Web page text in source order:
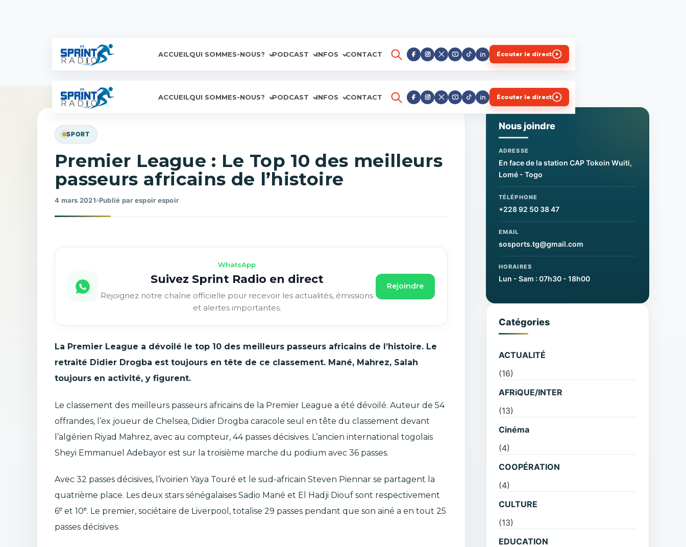
ACCUEILQUI SOMMES-NOUS? PODCAST INFOS CONTACT Écouter le direct
ACCUEILQUI SOMMES-NOUS? PODCAST INFOS CONTACT Écouter le direct
SPORT
Premier League : Le Top 10 des meilleurs
passeurs africains de l’histoire
4 mars 2021 Publié par espoir espoir
WhatsApp
Suivez Sprint Radio en direct
Rejoignez notre chaîne officielle pour recevoir les actualités, émissions
et alertes importantes.
Rejoindre
La Premier League a dévoilé le top 10 des meilleurs passeurs africains de l’histoire. Le
retraité Didier Drogba est toujours en tête de ce classement. Mané, Mahrez, Salah
toujours en activité, y figurent.
Le classement des meilleurs passeurs africains de la Premier League a été dévoilé. Auteur de 54
offrandes, l’ex joueur de Chelsea, Didier Drogba caracole seul en tête du classement devant
l’algérien Riyad Mahrez, avec au compteur, 44 passes décisives. L’ancien international togolais
Sheyi Emmanuel Adebayor est sur la troisième marche du podium avec 36 passes.
Avec 32 passes décisives, l’ivoirien Yaya Touré et le sud-africain Steven Piennar se partagent la
quatrième place. Les deux stars sénégalaises Sadio Mané et El Hadji Diouf sont respectivement
6e et 10e. Le premier, sociétaire de Liverpool, totalise 29 passes pendant que son ainé a en tout 25
passes décisives.
Nous joindre
ADRESSE
En face de la station CAP Tokoin Wuiti,
Lomé - Togo
TÉLÉPHONE
+228 92 50 38 47
EMAIL
sosports.tg@gmail.com
HORAIRES
Lun - Sam : 07h30 - 18h00
Catégories
ACTUALITÉ
(16)
AFRiQUE/INTER
(13)
Cinéma
(4)
COOPÉRATION
(4)
CULTURE
(13)
EDUCATION